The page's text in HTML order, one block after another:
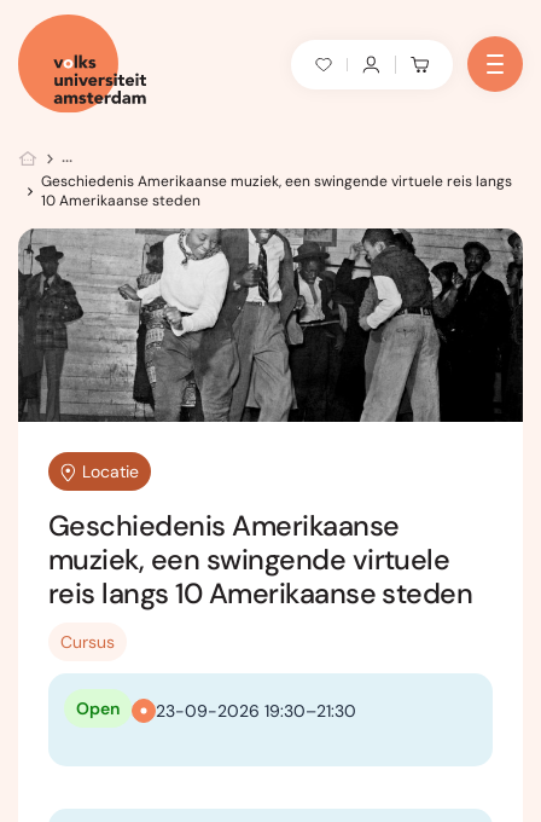
Geschiedenis Amerikaanse muziek, een swingende virtuele reis langs
10 Amerikaanse steden
Locatie
Geschiedenis Amerikaanse
muziek, een swingende virtuele
reis langs 10 Amerikaanse steden
Cursus
23-09-2026 19:30–21:30
Open